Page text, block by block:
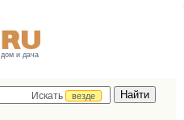
дом и дача
Искать
везде